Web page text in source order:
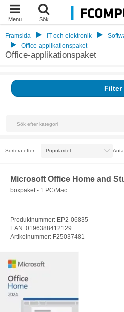
Menu Sök
Framsida IT och elektronik
Office-applikationspaket
Office-applikationspaket
Filter
Sortera efter:
Microsoft Office Home and
boxpaket - 1 PC/Mac
Produktnummer: EP2-06835
EAN: 0196388412129
Artikelnummer: F25037481